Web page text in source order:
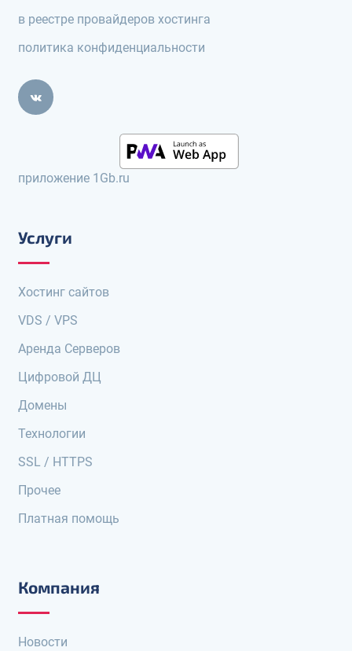
в реестре провайдеров хостинга
политика конфиденциальности
приложение 1Gb.ru
Услуги
Хостинг сайтов
VDS / VPS
Аренда Серверов
Цифровой ДЦ
Домены
Технологии
SSL / HTTPS
Прочее
Платная помощь
Компания
Новости